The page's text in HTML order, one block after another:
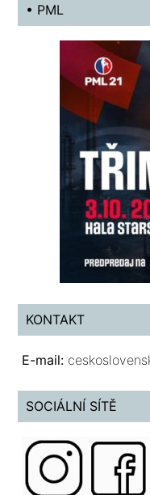
• PML
KONTAKT
E-mail:
SOCIÁLNÍ SÍTĚ